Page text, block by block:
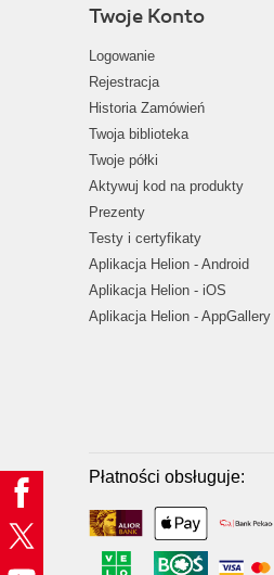
Twoje Konto
Logowanie
Rejestracja
Historia Zamówień
Twoja biblioteka
Twoje półki
Aktywuj kod na produkty
Prezenty
Testy i certyfikaty
Aplikacja Helion - Android
Aplikacja Helion - iOS
Aplikacja Helion - AppGallery
Płatności obsługuje: